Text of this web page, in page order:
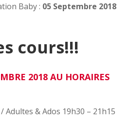
Baby : 05 Septembre 2018
cours!!!
2018 AU HORAIRES
Adultes & Ados 19h30 – 21h15